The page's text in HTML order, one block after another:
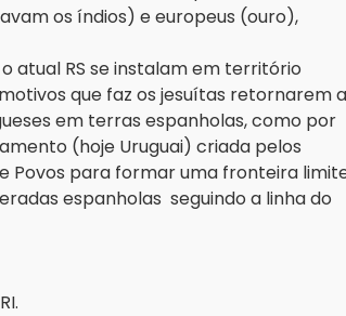
os índios) e europeus (ouro),
atual RS se instalam em território
que faz os jesuítas retornarem
em terras espanholas, como por
(hoje Uruguai) criada pelos
Povos para formar uma fronteira
espanholas seguindo a linha do